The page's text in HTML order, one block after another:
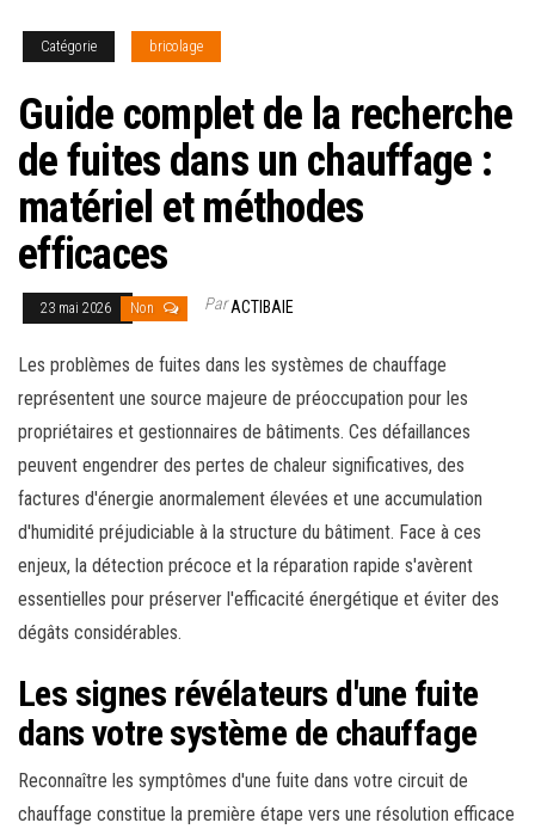
Catégorie bricolage
Guide complet de la recherche
de fuites dans un chauffage :
matériel et méthodes
efficaces
23 mai 2026 Non ParACTIBAIE
Les problèmes de fuites dans les systèmes de chauffage
représentent une source majeure de préoccupation pour les
propriétaires et gestionnaires de bâtiments. Ces défaillances
peuvent engendrer des pertes de chaleur significatives, des
factures d'énergie anormalement élevées et une accumulation
d'humidité préjudiciable à la structure du bâtiment. Face à ces
enjeux, la détection précoce et la réparation rapide s'avèrent
essentielles pour préserver l'efficacité énergétique et éviter des
dégâts considérables.
Les signes révélateurs d'une fuite
dans votre système de chauffage
Reconnaître les symptômes d'une fuite dans votre circuit de
chauffage constitue la première étape vers une résolution efficace